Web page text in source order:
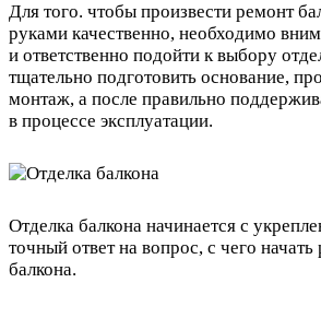
Для того. чтобы произвести ремонт
руками качественно, необходимо
и ответственно подойти к выбору
тщательно подготовить основание,
монтаж, а после правильно
в процессе эксплуатации.
Отделка балкона начинается с
точный ответ на вопрос, с чего начать
балкона.